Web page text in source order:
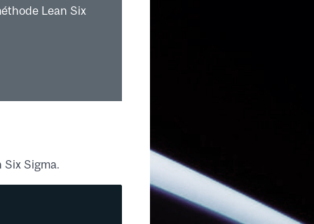
Lean Six
Sigma.